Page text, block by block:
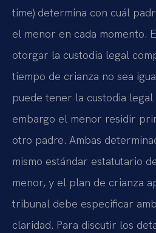
time) determina con cuál
el menor en cada momento.
otorgar la custodia legal
tiempo de crianza no sea
puede tener la custodia legal
embargo el menor residir
otro padre. Ambas
mismo estándar estatutario
menor, y el plan de crianza
tribunal debe especificar
claridad. Para discutir los